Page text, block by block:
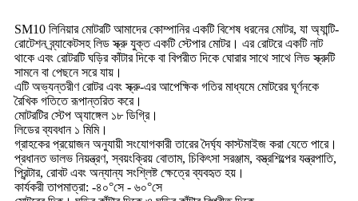
SM10 লিনিয়ার মোটরটি আমাদের কোম্পানির একটি বিশেষ ধরনের মোটর, যা অ্যান্টি-
রোটেশন ব্র্যাকেটসহ লিড স্ক্রু যুক্ত একটি স্টেপার মোটর। এর রোটরে একটি নাট
থাকে এবং রোটরটি ঘড়ির কাঁটার দিকে বা বিপরীত দিকে ঘোরার সাথে সাথে লিড স্ক্রুটি
সামনে বা পেছনে সরে যায়।
এটি অভ্যন্তরীণ রোটর এবং স্ক্রু-এর আপেক্ষিক গতির মাধ্যমে মোটরের ঘূর্ণনকে
রৈখিক গতিতে রূপান্তরিত করে।
মোটরটির স্টেপ অ্যাঙ্গেল ১৮ ডিগ্রি।
লিডের ব্যবধান ১ মিমি।
গ্রাহকের প্রয়োজন অনুযায়ী সংযোগকারী তারের দৈর্ঘ্য কাস্টমাইজ করা যেতে পারে।
প্রধানত ভালভ নিয়ন্ত্রণ, স্বয়ংক্রিয় বোতাম, চিকিৎসা সরঞ্জাম, বস্ত্রশিল্পের যন্ত্রপাতি,
প্রিন্টার, রোবট এবং অন্যান্য সংশ্লিষ্ট ক্ষেত্রে ব্যবহৃত হয়।
কার্যকরী তাপমাত্রা: -৪০°সে - ৬০°সে